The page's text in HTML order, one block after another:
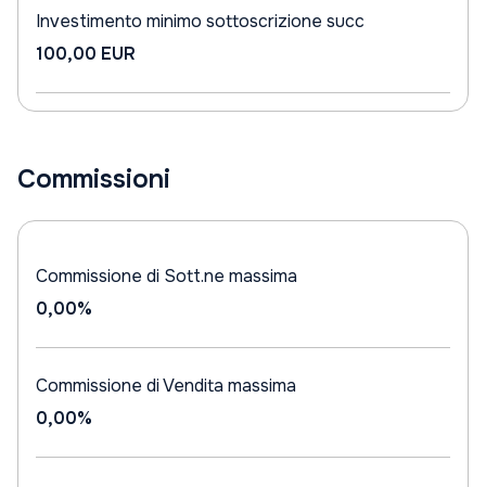
Investimento minimo sottoscrizione succ
100,00 EUR
Commissioni
Commissione di Sott.ne massima
0,00%
Commissione di Vendita massima
0,00%